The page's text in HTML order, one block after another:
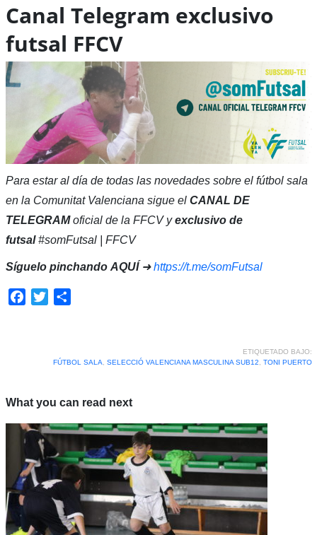
Canal Telegram exclusivo
futsal FFCV
Para estar al día de todas las novedades sobre el fútbol sala
en la Comunitat Valenciana sigue el CANAL DE
TELEGRAMoficial de la FFCV yexclusivo de
futsal#somFutsal | FFCV
Síguelo pinchando AQUÍ➜https://t.me/somFutsal
Facebook
Twitter
ETIQUETADO BAJO:
FÚTBOL SALA
SELECCIÓ VALENCIANA MASCULINA SUB12 TONI PUERTO
What you can read next